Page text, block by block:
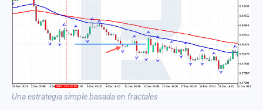
Una estrategia simple basada en fractales